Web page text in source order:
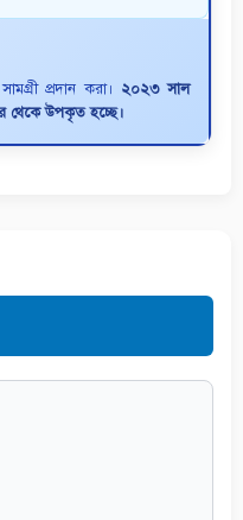
প্রদান করা। ২০২৩ সাল
থেকে উপকৃত হচ্ছে।